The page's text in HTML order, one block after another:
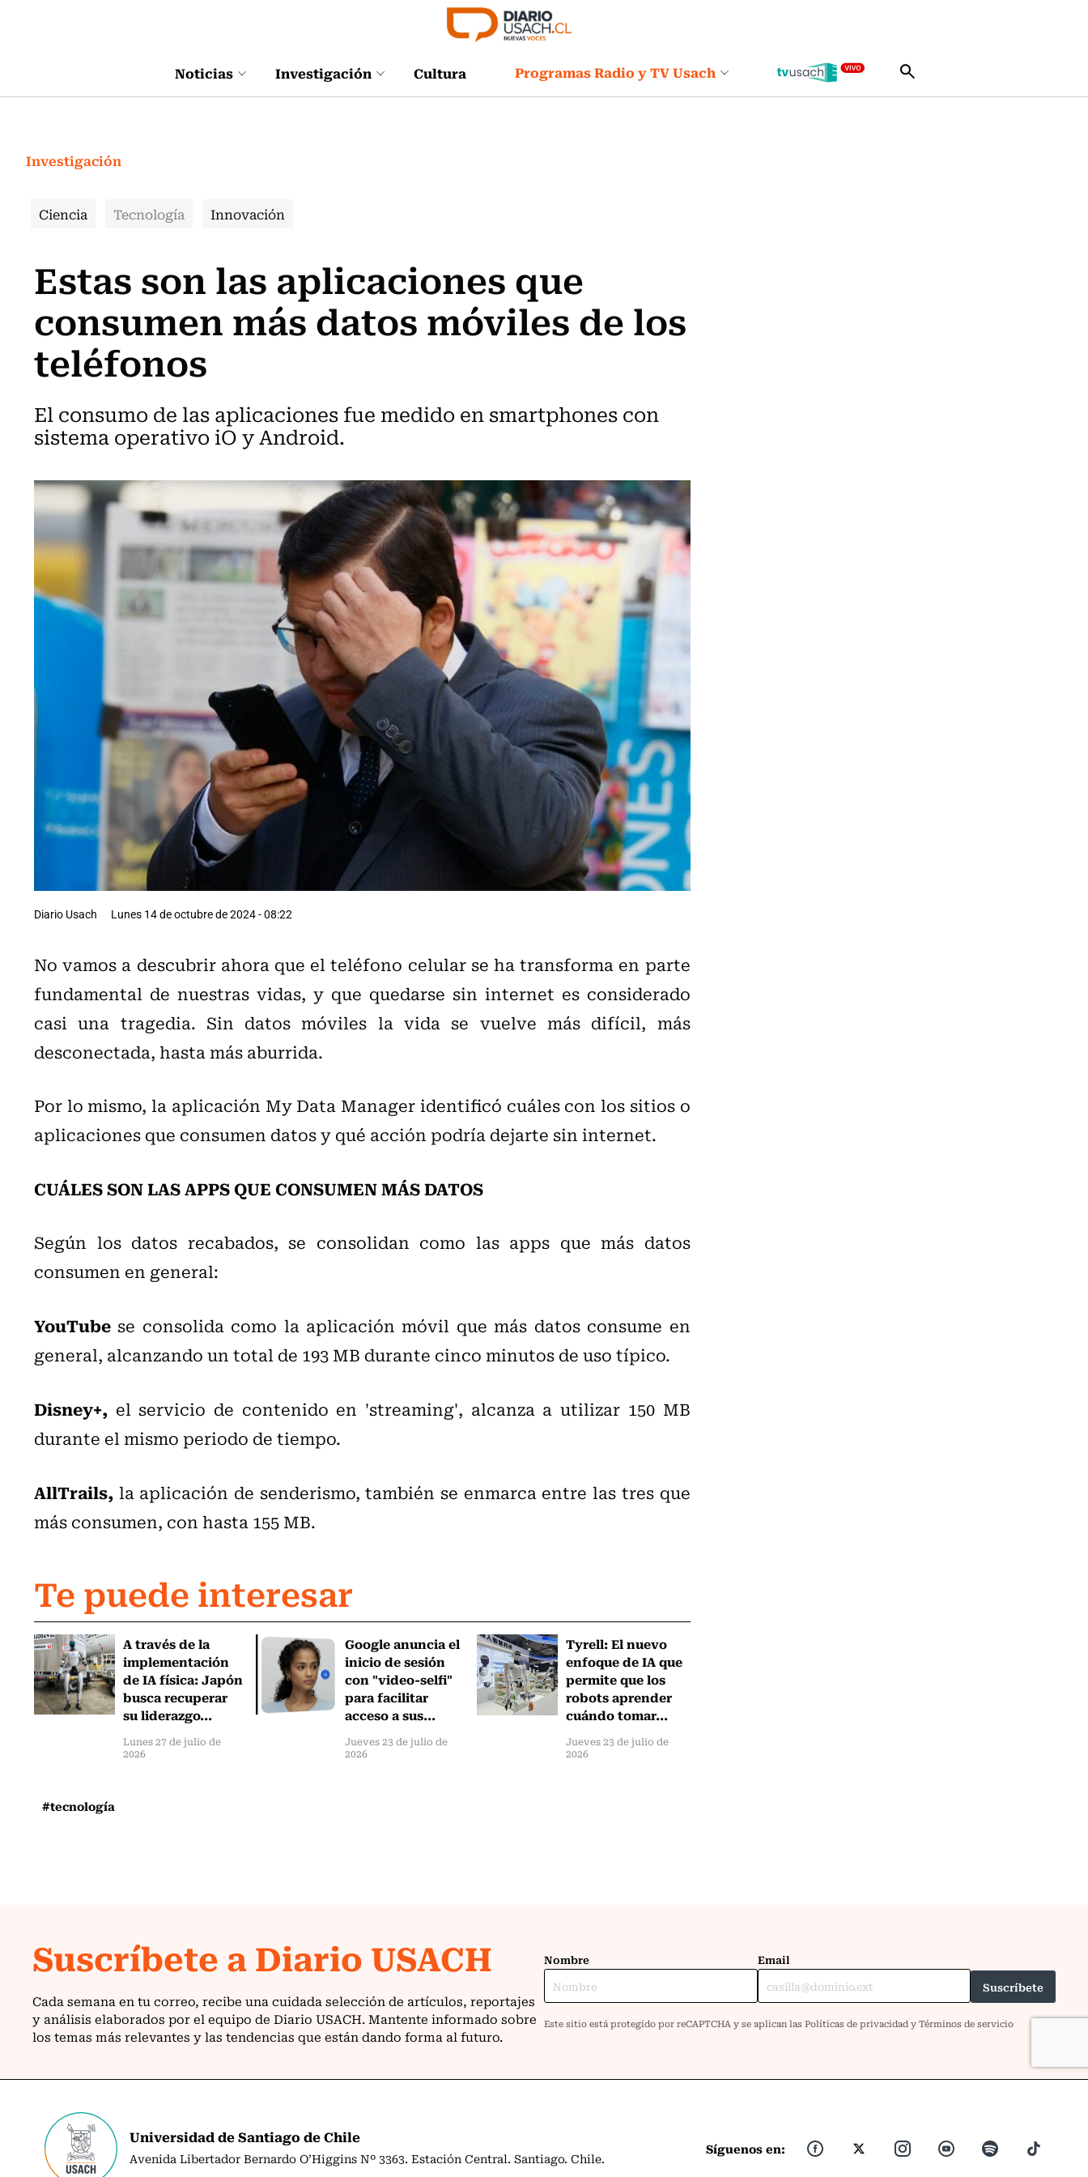
Noticias Investigación Cultura Programas Radio y TV Usach
Investigación
Ciencia Tecnología Innovación
Estas son las aplicaciones que
consumen más datos móviles de los
teléfonos
El consumo de las aplicaciones fue medido en smartphones con
sistema operativo iO y Android.
Diario Usach Lunes 14 de octubre de 2024 - 08:22
No vamos a descubrir ahora que el teléfono celular se ha transforma en parte
fundamental de nuestras vidas, y que quedarse sin internet es considerado
casi una tragedia. Sin datos móviles la vida se vuelve más difícil, más
desconectada, hasta más aburrida.
Por lo mismo, la aplicación My Data Manager identificó cuáles con los sitios o
aplicaciones que consumen datos y qué acción podría dejarte sin internet.
CUÁLES SON LAS APPS QUE CONSUMEN MÁS DATOS
Según los datos recabados, se consolidan como las apps que más datos
consumen en general:
YouTube se consolida como la aplicación móvil que más datos consume en
general, alcanzando un total de 193 MB durante cinco minutos de uso típico.
Disney+, el servicio de contenido en 'streaming', alcanza a utilizar 150 MB
durante el mismo periodo de tiempo.
AllTrails, la aplicación de senderismo, también se enmarca entre las tres que
más consumen, con hasta 155 MB.
Te puede interesar
A través de la
implementación
de IA física: Japón
busca recuperar
su liderazgo...
Lunes 27 de julio de
2026
Google anuncia el
inicio de sesión
con "video-selfi"
para facilitar
acceso a sus...
Jueves 23 de julio de
2026
Tyrell: El nuevo
enfoque de IA que
permite que los
robots aprender
cuándo tomar...
Jueves 23 de julio de
2026
#tecnología
Universidad de Santiago de Chile
Avenida Libertador Bernardo O’Higgins Nº 3363. Estación Central. Santiago. Chile.
Síguenos en: